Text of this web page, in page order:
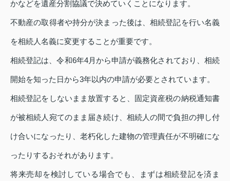
かなどを遺産分割協議で決めていくことになります。
不動産の取得者や持分が決まった後は、相続登記を行い名義
を相続人名義に変更することが重要です。
相続登記は、令和6年4月から申請が義務化されており、相続
開始を知った日から3年以内の申請が必要とされています。
相続登記をしないまま放置すると、固定資産税の納税通知書
が被相続人宛てのまま届き続け、相続人の間で負担の押し付
け合いになったり、老朽化した建物の管理責任が不明確にな
ったりするおそれがあります。
将来売却を検討している場合でも、まずは相続登記を済ま